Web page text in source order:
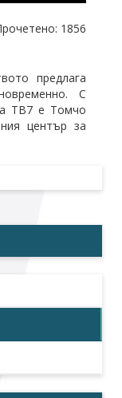
Абонирайте се!
1856
предлага
С
ТВ7 е Томчо
център за